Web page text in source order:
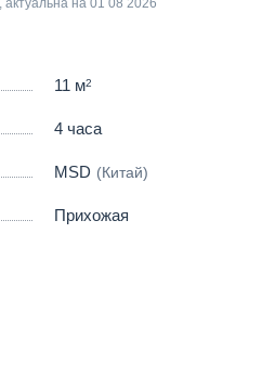
на 01 08 2026
11 м2
4 часа
MSD (Китай)
Прихожая